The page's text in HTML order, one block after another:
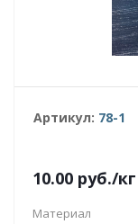
Артикул: 78-1
10.00 руб./кг
Материал